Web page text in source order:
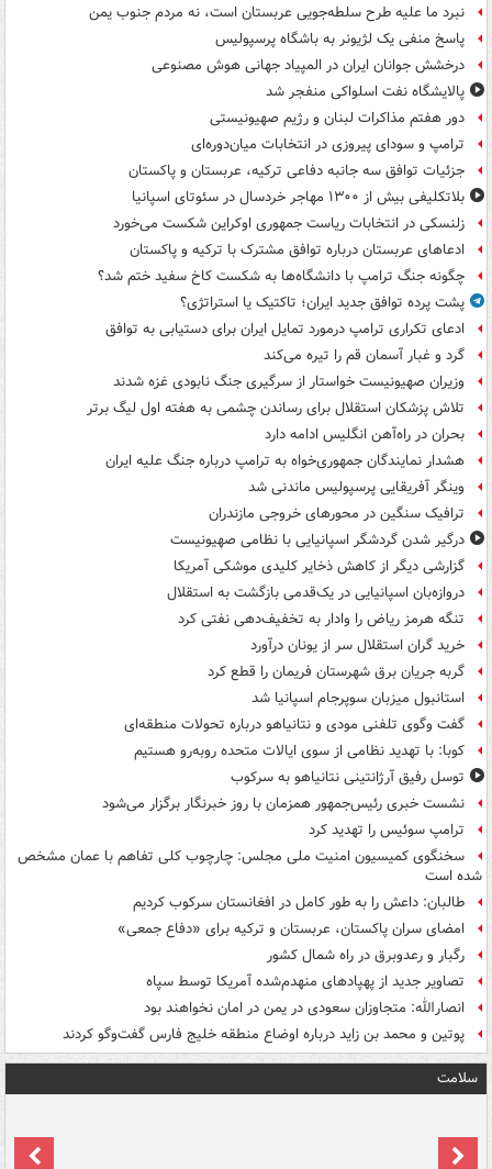
نبرد ما علیه طرح سلطه‌جویی عربستان است، نه مردم جنوب یمن
پاسخ منفی یک لژیونر به باشگاه پرسپولیس
درخشش جوانان ایران در المپیاد جهانی هوش مصنوعی
پالایشگاه نفت اسلواکی منفجر شد
دور هفتم مذاکرات لبنان و رژیم صهیونیستی
ترامپ و سودای پیروزی در انتخابات میان‌دوره‌ای
جزئیات توافق سه جانبه دفاعی ترکیه، عربستان و پاکستان
بلاتکلیفی بیش از ۱۳۰۰ مهاجر خردسال در سئوتای اسپانیا
زلنسکی در انتخابات ریاست جمهوری اوکراین شکست می‌خورد
ادعاهای عربستان درباره توافق مشترک با ترکیه و پاکستان
چگونه جنگ ترامپ با دانشگاه‌ها به شکست کاخ سفید ختم شد؟
پشت پرده توافق جدید ایران؛ تاکتیک یا استراتژی؟
ادعای تکراری ترامپ درمورد تمایل ایران برای دستیابی به توافق
گرد و غبار آسمان قم را تیره می‌کند
وزیران صهیونیست خواستار از سرگیری جنگ نابودی غزه شدند
تلاش پزشکان استقلال برای رساندن چشمی به هفته اول لیگ برتر
بحران در راه‌آهن انگلیس ادامه دارد
هشدار نمایندگان جمهوری‌خواه به ترامپ درباره جنگ علیه ایران
وینگر آفریقایی پرسپولیس ماندنی شد
ترافیک سنگین در محورهای خروجی مازندران
درگیر شدن گردشگر اسپانیایی با نظامی صهیونیست
گزارشی دیگر از کاهش ذخایر کلیدی موشکی آمریکا
دروازه‌بان اسپانیایی در یک‌قدمی بازگشت به استقلال
تنگه هرمز ریاض را وادار به تخفیف‌دهی نفتی کرد
خرید گران استقلال سر از یونان درآورد
گربه جریان برق شهرستان فریمان را قطع کرد
استانبول میزبان سوپرجام اسپانیا شد
گفت وگوی تلفنی مودی و نتانیاهو درباره تحولات منطقه‌ای
کوبا: با تهدید نظامی از سوی ایالات متحده روبه‌رو هستیم
توسل رفیق آرژانتینی نتانیاهو به سرکوب
نشست خبری رئیس‌جمهور همزمان با روز خبرنگار برگزار می‌شود
ترامپ سوئیس را تهدید کرد
سخنگوی کمیسیون امنیت ملی مجلس: چارچوب کلی تفاهم با عمان مشخص
شده است
طالبان: داعش را به طور کامل در افغانستان سرکوب کردیم
امضای سران پاکستان، عربستان و ترکیه برای «دفاع جمعی»
رگبار و رعدوبرق در راه شمال کشور
تصاویر جدید از پهپادهای منهدم‌شده آمریکا توسط سپاه
انصارالله: متجاوزان سعودی در یمن در امان نخواهند بود
پوتین و محمد بن زاید درباره اوضاع منطقه خلیج فارس گفت‌وگو کردند
سلامت